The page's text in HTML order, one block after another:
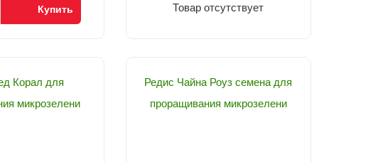
Купить Товар отсутствует
Корал для
микрозелени
Редис Чайна Роуз семена для
проращивания микрозелени